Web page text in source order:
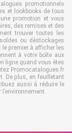
promotionnels
et lookbooks de tous
promotion et vous
des remises et des
trouver toutes les
ou déstockages
premier à afficher les
à votre boîte aux
ligne quand vous êtes
Promocatalogues.fr
De plus, en feuilletant
aussi à réduire le